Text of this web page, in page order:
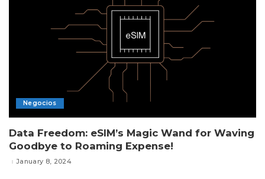
Negocios
Data Freedom: eSIM’s Magic Wand for Waving
Goodbye to Roaming Expense!
January 8, 2024